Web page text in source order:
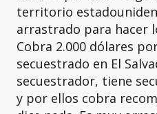
territorio
arrastrado para hacer
Cobra 2.000 dólares
secuestrado en El
secuestrador, tiene
y por ellos cobra